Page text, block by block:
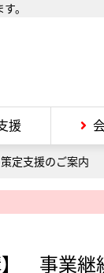
。
援
定支援のご案内
】 事業継